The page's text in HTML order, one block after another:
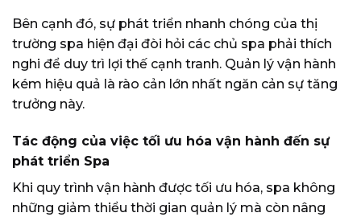
Bên cạnh đó, sự phát triển nhanh chóng của thị
trường spa hiện đại đòi hỏi các chủ spa phải thích
nghi để duy trì lợi thế cạnh tranh. Quản lý vận hành
kém hiệu quả là rào cản lớn nhất ngăn cản sự tăng
trưởng này.
Tác động của việc tối ưu hóa vận hành đến sự
phát triển Spa
Khi quy trình vận hành được tối ưu hóa, spa không
những giảm thiểu thời gian quản lý mà còn nâng